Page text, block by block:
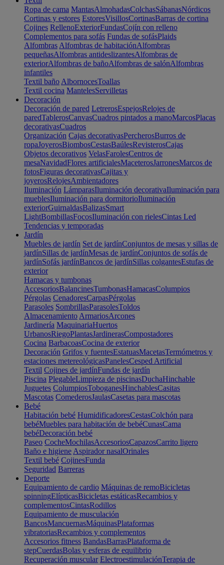
Ropa de cama MantasAlmohadasColchasSábanasNórdicos
Cortinas y estores EstoresVisillosCortinasBarras de cortina
Cojines RellenoExteriorFundasCojín con relleno
Complementos para sofás Fundas de sofásPlaids
Alfombras Alfombras de habitaciónAlfombras
pequeñasAlfombras antideslizantesAlfombras de
exteriorAlfombras de bañoAlfombras de salónAlfombras
infantiles
Textil baño AlbornocesToallas
Textil cocina MantelesServilletas
Decoración
Decoración de pared LetrerosEspejosRelojes de
paredTablerosCanvasCuadros pintados a manoMarcosPlacas
decorativasCuadros
Organización Cajas decorativasPercherosBurros de
ropaJoyerosBiombosCestasBaúlesRevisterosCajas
Objetos decorativos VelasFarolesCentros de
mesaNavidadFlores artificialesMaceterosJarronesMarcos de
fotosFiguras decorativasCajitas y
joyerosRelojesAmbientadores
Iluminación LámparasIluminación decorativaIluminación para
mueblesIluminación para dormitorioIluminación
exteriorGuirnaldasBalizasSmart
LightBombillasFocosIluminación con rielesCintas Led
Tendencias y temporadas
Jardín
Muebles de jardín Set de jardínConjuntos de mesas y sillas de
jardínSillas de jardínMesas de jardínConjuntos de sofás de
jardínSofás jardínBancos de jardínSillas colgantesEstufas de
exterior
Hamacas y tumbonas
AccesoriosBalancinesTumbonasHamacasColumpios
Pérgolas CenadoresCarpasPérgolas
Parasoles SombrillasParasolesToldos
Almacenamiento ArmariosArcones
Jardinería MaquinariaHuertos
UrbanosRiegoPlantasJardinerasCompostadores
Cocina BarbacoasCocina de exterior
Decoración Grifos y fuentesEstatuasMacetasTermómetros y
estaciones metereológicasPanelesCesped Artificial
Textil Cojines de jardínFundas de jardín
Piscina PlegableLimpieza de piscinasDuchaHinchable
Juguetes ColumpiosToboganesHinchablesCasitas
Mascotas ComederosJaulasCasetas para mascotas
Bebé
Habitación bebé HumidificadoresCestasColchón para
bebéMuebles para habitación de bebéCunasCama
bebéDecoración bebé
Paseo CocheMochilasAccesoriosCapazosCarrito ligero
Baño e higiene Aspirador nasalOrinales
Textil bebé CojinesFunda
Seguridad Barreras
Deporte
Equipamiento de cardio Máquinas de remoBicicletas
spinningElípticasBicicletas estáticasRecambios y
complementosCintasRodillos
Equipamiento de musculación
BancosMancuernasMáquinasPlataformas
vibratoriasRecambios y complementos
Accesorios fitness BandasBarrasPlataforma de
stepCuerdasBolas y esferas de equilibrio
Recuperación muscular ElectroestimulaciónTerapia de